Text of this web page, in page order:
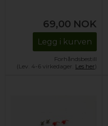
69,00 NOK
Legg i kurven
Forhåndsbestill
(Lev. 4-6 virkedager. Les her)